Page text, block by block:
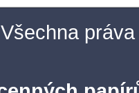
práva